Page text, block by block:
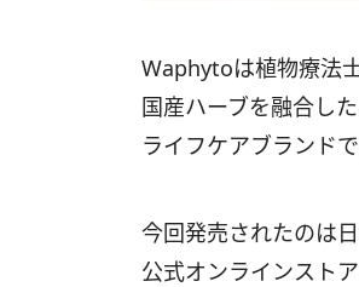
Waphytoは植物療法
国産ハーブを融合し
ライフケアブランドで
今回発売されたのは
公式オンラインスト